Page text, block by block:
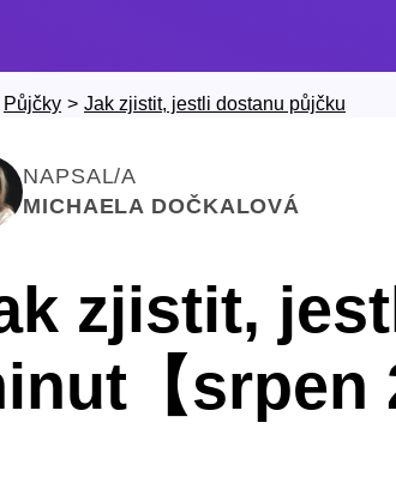
Půjčky > Jak zjistit, jestli dostanu půjčku
NAPSAL/A
MICHAELA DOČKALOVÁ
zjistit,
【srpen